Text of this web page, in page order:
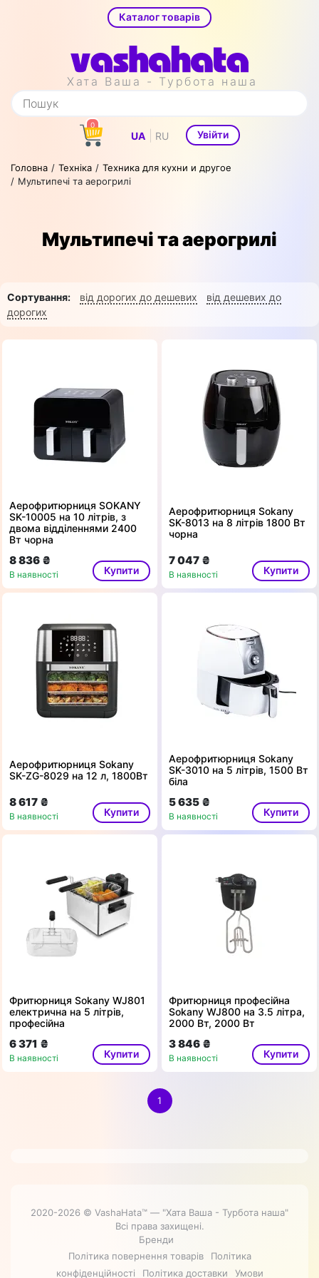
Каталог товарів
Хата Ваша - Турбота наша
0
UA RU Увійти
Головна Техніка
Техника для кухни и другое
Мультипечі та аерогрилі
Мультипечі та аерогрилі
Сортування: від дорогих до дешевих
від дешевих до
дорогих
Аерофритюрниця SOKANY
SK-10005 на 10 літрів, з
двома відділеннями 2400
Вт чорна
8 836 ₴
В наявності Купити
Аерофритюрниця Sokany
SK-8013 на 8 літрів 1800 Вт
чорна
7 047 ₴
В наявності Купити
Аерофритюрниця Sokany
SK-ZG-8029 на 12 л, 1800Вт
8 617 ₴
В наявності Купити
Аерофритюрниця Sokany
SK-3010 на 5 літрів, 1500 Вт
біла
5 635 ₴
В наявності Купити
Фритюрниця Sokany WJ801
електрична на 5 літрів,
професійна
6 371 ₴
В наявності Купити
Фритюрниця професійна
Sokany WJ800 на 3.5 літра,
2000 Вт, 2000 Вт
3 846 ₴
В наявності Купити
1
2020-2026 © VashaHata™ — "Хата Ваша - Турбота наша"
Всі права захищені.
Бренди
Політика повернення товарів
Політика
конфіденційності
Політика доставки Умови